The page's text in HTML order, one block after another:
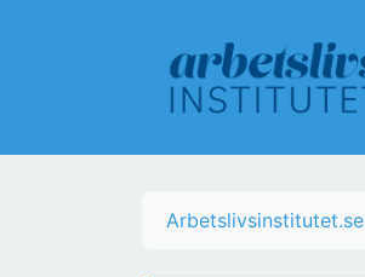
Arbetslivsinstitutet.se